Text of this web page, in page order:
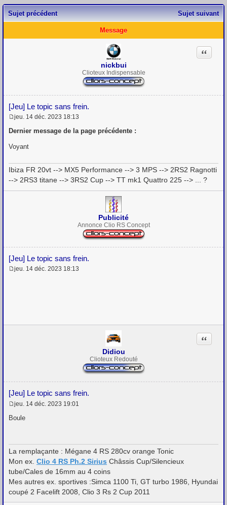
Sujet précédent Sujet suivant
Message
nickbui
Clioteux Indispensable
[Jeu] Le topic sans frein.
Citation
e
s
a
e
jeu. 14 déc. 2023 18:13
Dernier message de la page précédente :
Voyant
Ibiza FR 20vt --> MX5 Performance --> 3 MPS --> 2RS2 Ragnotti
--> 2RS3 titane --> 3RS2 Cup --> TT mk1 Quattro 225 --> ... ?
Publicité
Annonce Clio RS Concept
[Jeu] Le topic sans frein.
jeu. 14 déc. 2023 18:13
Didiou
Clioteux Redouté
[Jeu] Le topic sans frein.
Citation
M
e
g
e
jeu. 14 déc. 2023 19:01
Boule
La remplaçante : Mégane 4 RS 280cv orange Tonic
Mon ex. Clio 4 RS Ph.2 Sirius Châssis Cup/Silencieux
tube/Cales de 16mm au 4 coins
Mes autres ex. sportives :Simca 1100 Ti, GT turbo 1986, Hyundai
coupé 2 Facelift 2008, Clio 3 Rs 2 Cup 2011